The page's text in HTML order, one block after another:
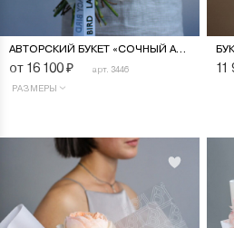
АВТОРСКИЙ БУКЕТ «СОЧНЫЙ АПЕЛЬСИН»
от 16 100₽ арт. 3446
РАЗМЕРЫ
11